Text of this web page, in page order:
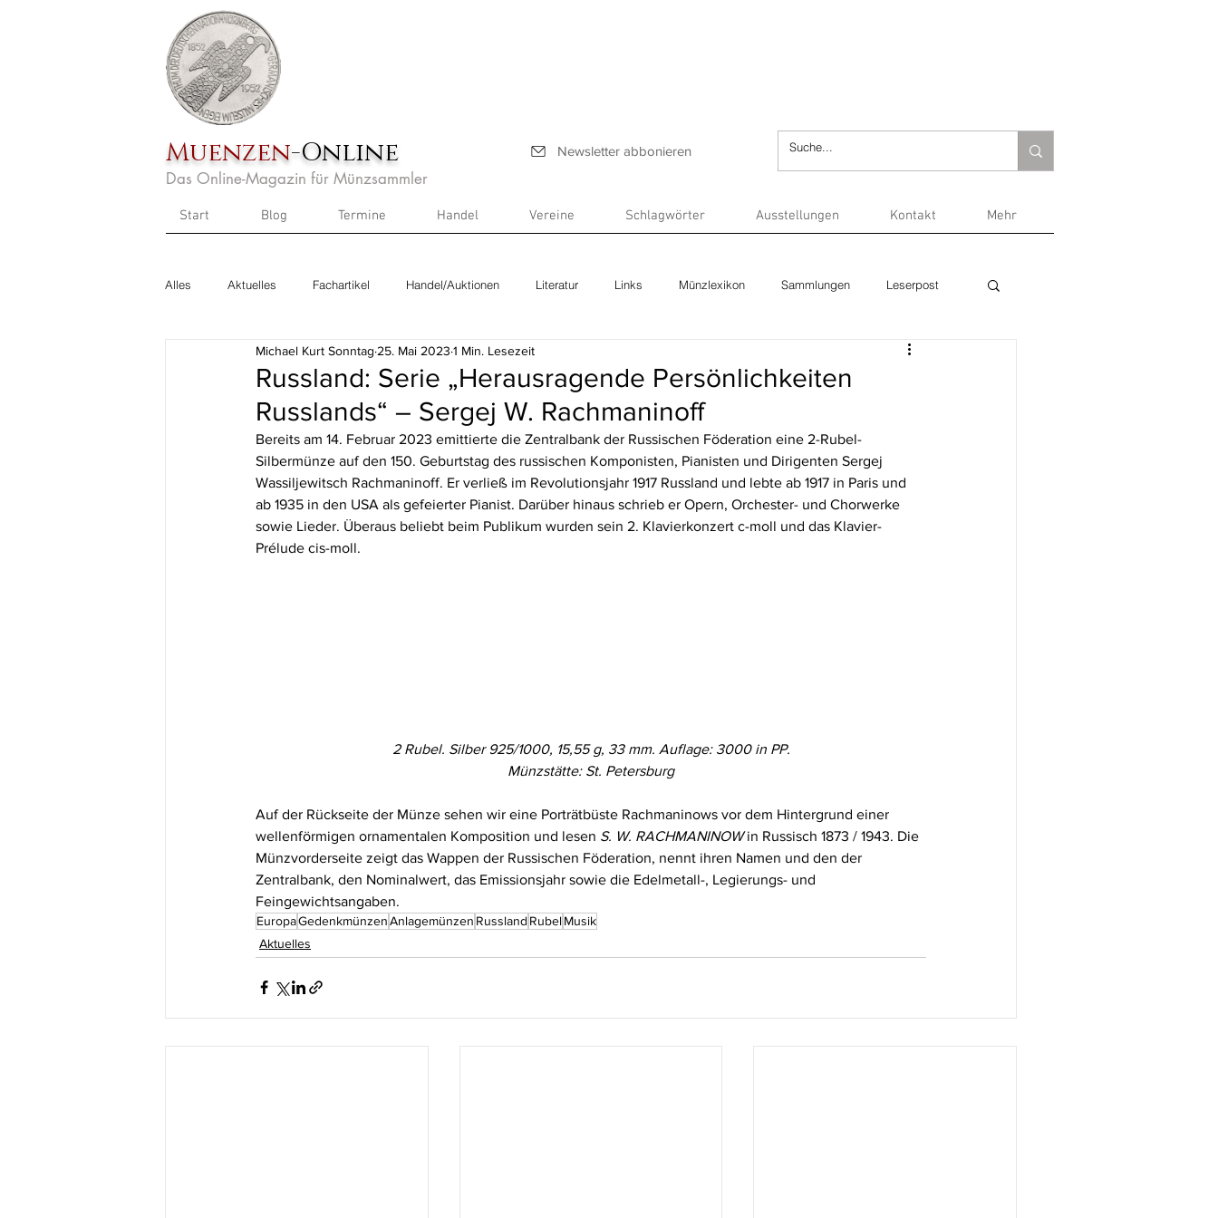
Muenzen-Online Newsletter abbonieren
Das Online-Magazin für Münzsammler
Start Blog Termine Handel Vereine Schlagwörter Ausstellungen Kontakt Mehr
Alles Aktuelles Fachartikel Handel/Auktionen Literatur Links Münzlexikon Sammlungen Leserpost
Russland: Serie „Herausragende Persönlichkeiten
Russlands“ – Sergej W. Rachmaninoff
Michael Kurt Sonntag 25. Mai 2023 1 Min. Lesezeit
Bereits am 14. Februar 2023 emittierte die Zentralbank der Russischen Föderation eine 2-Rubel-
Silbermünze auf den 150. Geburtstag des russischen Komponisten, Pianisten und Dirigenten Sergej
Wassiljewitsch Rachmaninoff. Er verließ im Revolutionsjahr 1917 Russland und lebte ab 1917 in Paris und
ab 1935 in den USA als gefeierter Pianist. Darüber hinaus schrieb er Opern, Orchester- und Chorwerke
sowie Lieder. Überaus beliebt beim Publikum wurden sein 2. Klavierkonzert c-moll und das Klavier-
Prélude cis-moll.
2 Rubel. Silber 925/1000, 15,55 g, 33 mm. Auflage: 3000 in PP.
Münzstätte: St. Petersburg
Auf der Rückseite der Münze sehen wir eine Porträtbüste Rachmaninows vor dem Hintergrund einer
wellenförmigen ornamentalen Komposition und lesen S. W. RACHMANINOW in Russisch 1873 / 1943. Die
Münzvorderseite zeigt das Wappen der Russischen Föderation, nennt ihren Namen und den der
Zentralbank, den Nominalwert, das Emissionsjahr sowie die Edelmetall-, Legierungs- und
Feingewichtsangaben.
EuropaGedenkmünzenAnlagemünzen Russland RubelMusik
Aktuelles